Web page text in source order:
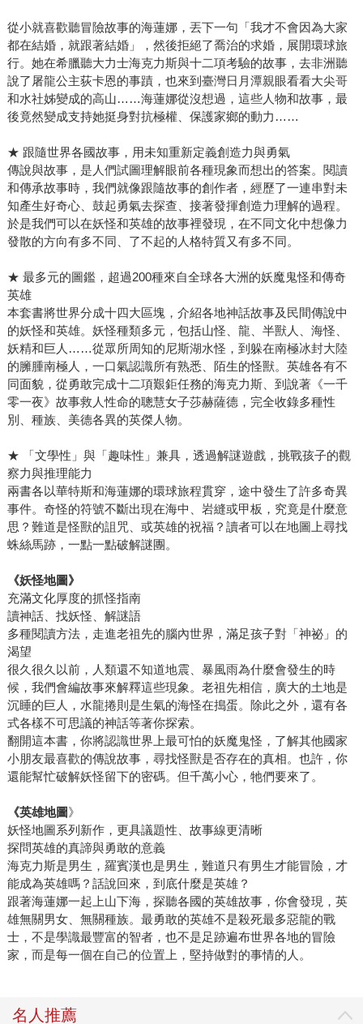
從小就喜歡聽冒險故事的海蓮娜，丟下一句「我才不會因為大家
都在結婚，就跟著結婚」，然後拒絕了喬治的求婚，展開環球旅
行。她在希臘聽大力士海克力斯與十二項考驗的故事，去非洲聽
說了屠龍公主荻卡恩的事蹟，也來到臺灣日月潭親眼看看大尖哥
和水社姊變成的高山……海蓮娜從沒想過，這些人物和故事，最
後竟然變成支持她挺身對抗極權、保護家鄉的動力……
★ 跟隨世界各國故事，用未知重新定義創造力與勇氣
傳說與故事，是人們試圖理解眼前各種現象而想出的答案。閱讀
和傳承故事時，我們就像跟隨故事的創作者，經歷了一連串對未
知產生好奇心、鼓起勇氣去探查、接著發揮創造力理解的過程。
於是我們可以在妖怪和英雄的故事裡發現，在不同文化中想像力
發散的方向有多不同、了不起的人格特質又有多不同。
★ 最多元的圖鑑，超過200種來自全球各大洲的妖魔鬼怪和傳奇
英雄
本套書將世界分成十四大區塊，介紹各地神話故事及民間傳說中
的妖怪和英雄。妖怪種類多元，包括山怪、龍、半獸人、海怪、
妖精和巨人……從眾所周知的尼斯湖水怪，到躲在南極冰封大陸
的臃腫南極人，一口氣認識所有熟悉、陌生的怪獸。英雄各有不
同面貌，從勇敢完成十二項艱鉅任務的海克力斯、到說著《一千
零一夜》故事救人性命的聰慧女子莎赫薩德，完全收錄多種性
別、種族、美德各異的英傑人物。
★ 「文學性」與「趣味性」兼具，透過解謎遊戲，挑戰孩子的觀
察力與推理能力
兩書各以華特斯和海蓮娜的環球旅程貫穿，途中發生了許多奇異
事件。奇怪的符號不斷出現在海中、岩縫或甲板，究竟是什麼意
思？難道是怪獸的詛咒、或英雄的祝福？讀者可以在地圖上尋找
蛛絲馬跡，一點一點破解謎團。
《妖怪地圖》
充滿文化厚度的抓怪指南
讀神話、找妖怪、解謎語
多種閱讀方法，走進老祖先的腦內世界，滿足孩子對「神祕」的
渴望
很久很久以前，人類還不知道地震、暴風雨為什麼會發生的時
候，我們會編故事來解釋這些現象。老祖先相信，廣大的土地是
沉睡的巨人，水龍捲則是生氣的海怪在搗蛋。除此之外，還有各
式各樣不可思議的神話等著你探索。
翻開這本書，你將認識世界上最可怕的妖魔鬼怪，了解其他國家
小朋友最喜歡的傳說故事，尋找怪獸是否存在的真相。也許，你
還能幫忙破解妖怪留下的密碼。但千萬小心，牠們要來了。
《英雄地圖》
妖怪地圖系列新作，更具議題性、故事線更清晰
探問英雄的真諦與勇敢的意義
海克力斯是男生，羅賓漢也是男生，難道只有男生才能冒險，才
能成為英雄嗎？話說回來，到底什麼是英雄？
跟著海蓮娜一起上山下海，探聽各國的英雄故事，你會發現，英
雄無關男女、無關種族。最勇敢的英雄不是殺死最多惡龍的戰
士，不是學識最豐富的智者，也不是足跡遍布世界各地的冒險
家，而是每一個在自己的位置上，堅持做對的事情的人。
名人推薦